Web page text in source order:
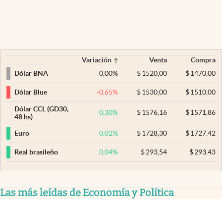
Variación Venta
Compra
Dólar BNA
0,00% $ 1520,00 $1470,00
Dólar Blue -0,65% $ 1530,00 $1510,00
Dólar CCL (GD30,
48 hs)
0,30% $ 1576,16 $1571,86
Euro 0,02% $ 1728,30 $1727,42
Real brasileño 0,04% $ 293,54 $293,43
Las más leídas de Economía y Política